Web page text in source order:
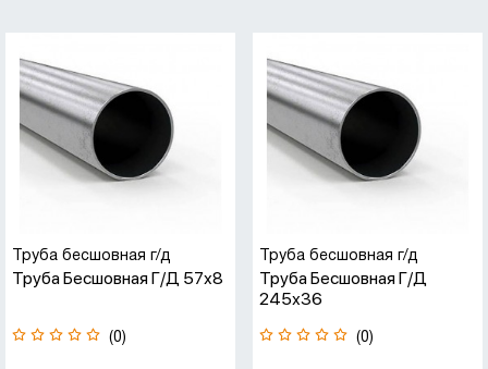
Труба бесшовная г/д
Труба Бесшовная Г/д 57х8
(0)
Труба бесшовная г/д
Труба Бесшовная Г/д
245х36
(0)